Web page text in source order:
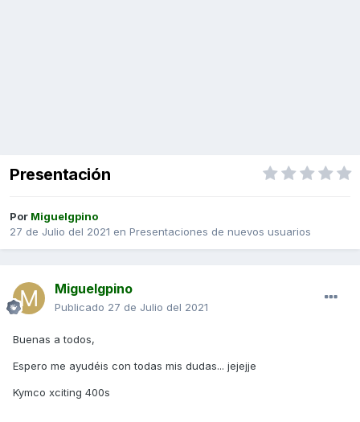
Presentación
Por Miguelgpino
27 de Julio del 2021 en Presentaciones de nuevos usuarios
Miguelgpino
Publicado 27 de Julio del 2021
Buenas a todos,
Espero me ayudéis con todas mis dudas... jejejje
Kymco xciting 400s